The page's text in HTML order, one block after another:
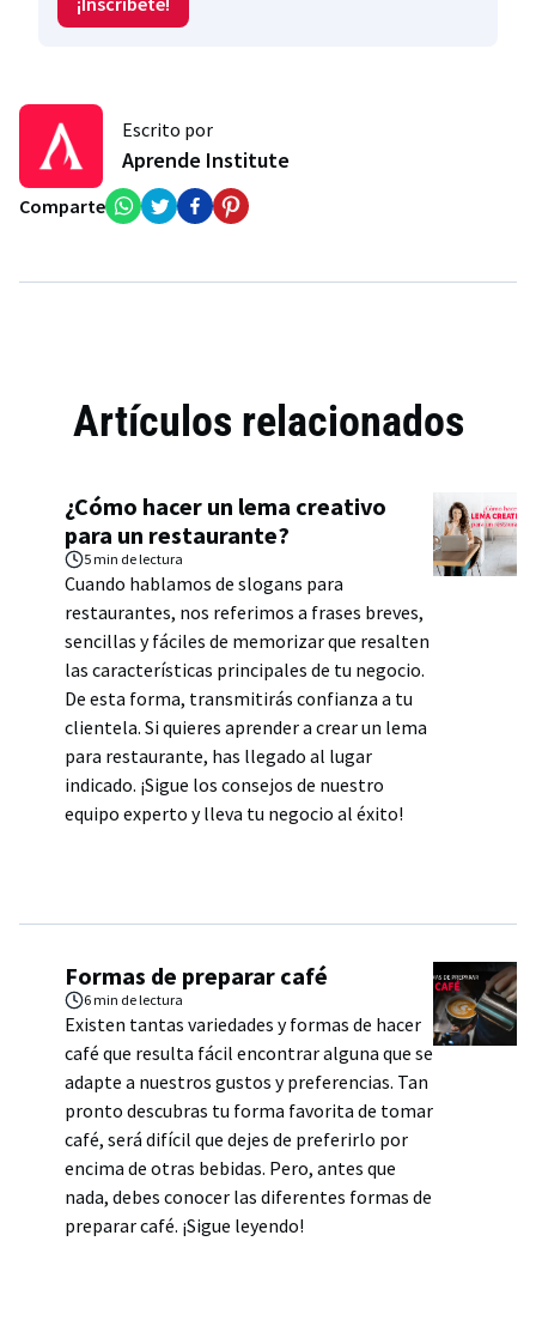
Escrito por
Aprende Institute
Comparte
Artículos relacionados
¿Cómo hacer un lema creativo
para un restaurante?
5 min de lectura
Cuando hablamos de slogans para
restaurantes, nos referimos a frases breves,
sencillas y fáciles de memorizar que resalten
las características principales de tu negocio.
De esta forma, transmitirás confianza a tu
clientela. Si quieres aprender a crear un lema
para restaurante, has llegado al lugar
indicado. ¡Sigue los consejos de nuestro
equipo experto y lleva tu negocio al éxito!
Formas de preparar café
6 min de lectura
Existen tantas variedades y formas de hacer
café que resulta fácil encontrar alguna que se
adapte a nuestros gustos y preferencias. Tan
pronto descubras tu forma favorita de tomar
café, será difícil que dejes de preferirlo por
encima de otras bebidas. Pero, antes que
nada, debes conocer las diferentes formas de
preparar café. ¡Sigue leyendo!